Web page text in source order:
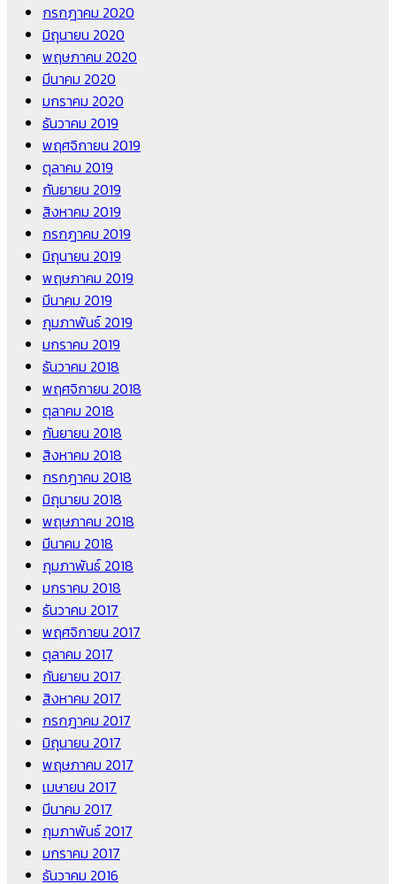
กรกฎาคม 2020
มิถุนายน 2020
พฤษภาคม 2020
มีนาคม 2020
มกราคม 2020
ธันวาคม 2019
พฤศจิกายน 2019
ตุลาคม 2019
กันยายน 2019
สิงหาคม 2019
กรกฎาคม 2019
มิถุนายน 2019
พฤษภาคม 2019
มีนาคม 2019
กุมภาพันธ์ 2019
มกราคม 2019
ธันวาคม 2018
พฤศจิกายน 2018
ตุลาคม 2018
กันยายน 2018
สิงหาคม 2018
กรกฎาคม 2018
มิถุนายน 2018
พฤษภาคม 2018
มีนาคม 2018
กุมภาพันธ์ 2018
มกราคม 2018
ธันวาคม 2017
พฤศจิกายน 2017
ตุลาคม 2017
กันยายน 2017
สิงหาคม 2017
กรกฎาคม 2017
มิถุนายน 2017
พฤษภาคม 2017
เมษายน 2017
มีนาคม 2017
กุมภาพันธ์ 2017
มกราคม 2017
ธันวาคม 2016